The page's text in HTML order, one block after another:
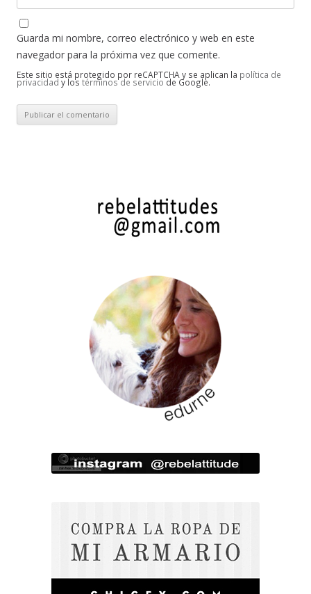
Guarda mi nombre, correo electrónico y web en este
navegador para la próxima vez que comente.
Este sitio está protegido por reCAPTCHA y se aplican la política de
privacidad y los términos de servicio de Google.